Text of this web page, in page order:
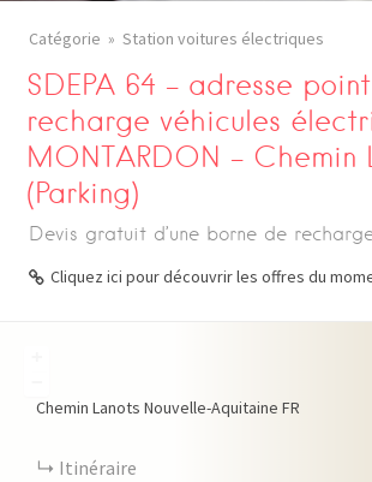
Catégorie Station voitures électriques
SDEPA 64 – adresse
recharge véhicules
MONTARDON – Chemin
(Parking)
Devis gratuit d’une borne de
Cliquez ici pour découvrir les offres du
Chemin Lanots Nouvelle-Aquitaine FR
Itinéraire